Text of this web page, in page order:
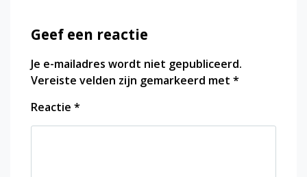
Geef een reactie
Je e-mailadres wordt niet gepubliceerd.
Vereiste velden zijn gemarkeerd met *
Reactie *